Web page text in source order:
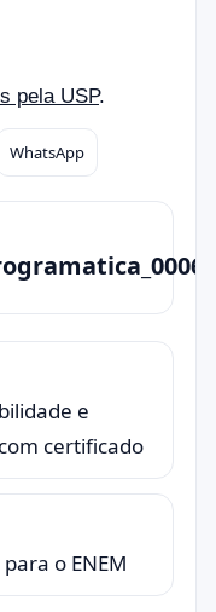
pela USP.
WhatsApp
e
certificado
o ENEM